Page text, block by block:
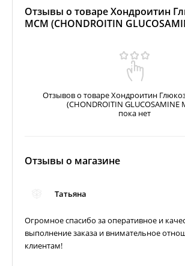
Отзывы о товаре Хондроитин
МСМ (CHONDROITIN
Отзывов о товаре Хондроитин
(CHONDROITIN GLUCOSAMINE
пока нет
Отзывы о магазине
Татьяна
Огромное спасибо за оперативное и
выполнение заказа и внимательное
клиентам!